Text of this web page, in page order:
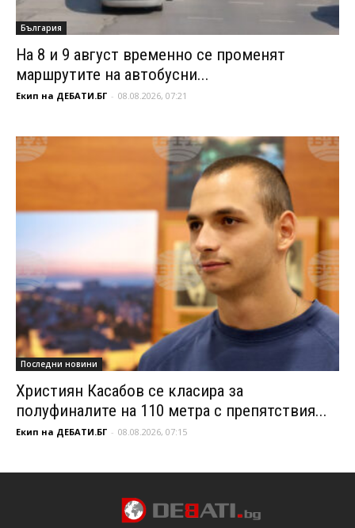
България
На 8 и 9 август временно се променят
маршрутите на автобусни...
Екип на ДЕБАТИ.БГ - 08.08.2026, 07:21
Последни новини
Християн Касабов се класира за
полуфиналите на 110 метра с препятствия...
Екип на ДЕБАТИ.БГ - 08.08.2026, 07:15